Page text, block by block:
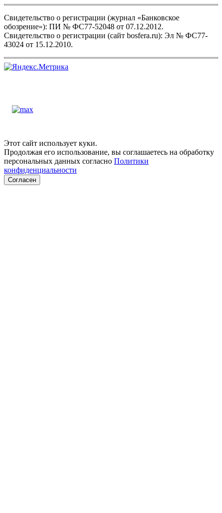
Свидетельство о регистрации (журнал «Банковское
обозрение»): ПИ № ФС77-52048 от 07.12.2012.
Свидетельство о регистрации (сайт bosfera.ru): Эл № ФС77-
43024 от 15.12.2010.
Этот сайт использует куки.
Продолжая его использование, вы соглашаетесь на обработку
персональных данных согласно Политики
конфиденциальности
Согласен